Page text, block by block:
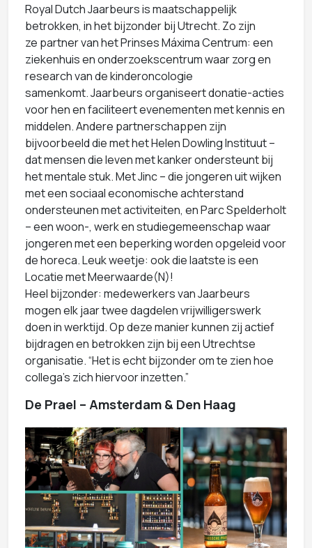
Royal Dutch Jaarbeurs is maatschappelijk
betrokken, in het bijzonder bij Utrecht. Zo zijn
ze partner van het Prinses Máxima Centrum: een
ziekenhuis en onderzoekscentrum waar zorg en
research van de kinderoncologie
samenkomt. Jaarbeurs organiseert donatie-acties
voor hen en faciliteert evenementen met kennis en
middelen. Andere partnerschappen zijn
bijvoorbeeld die met het Helen Dowling Instituut –
dat mensen die leven met kanker ondersteunt bij
het mentale stuk. Met Jinc – die jongeren uit wijken
met een sociaal economische achterstand
ondersteunen met activiteiten, en Parc Spelderholt
– een woon-, werk en studiegemeenschap waar
jongeren met een beperking worden opgeleid voor
de horeca. Leuk weetje: ook die laatste is een
Locatie met Meerwaarde(N)!
Heel bijzonder: medewerkers van Jaarbeurs
mogen elk jaar twee dagdelen vrijwilligerswerk
doen in werktijd. Op deze manier kunnen zij actief
bijdragen en betrokken zijn bij een Utrechtse
organisatie. “Het is echt bijzonder om te zien hoe
collega’s zich hiervoor inzetten.”
De Prael – Amsterdam & Den Haag